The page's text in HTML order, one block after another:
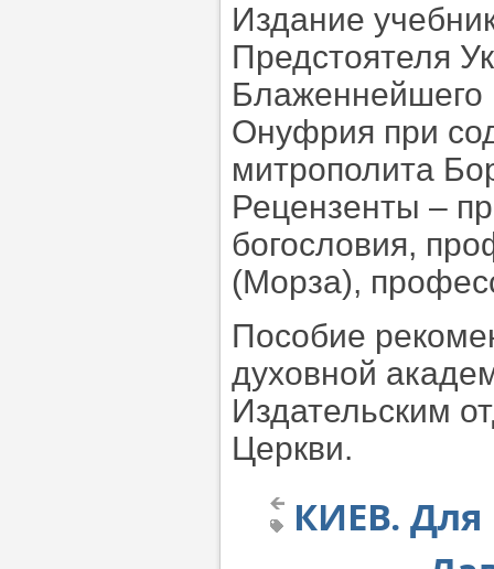
Издание
Предстоятеля
Блаженнейшего
Онуфрия при
митрополита
Рецензенты –
богословия,
(Морза),
Пособие
духовной
Издательским
Церкви.
КИЕВ. Для